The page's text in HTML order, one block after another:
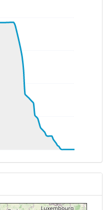
-0.72° / VS 0FPM /
172kts / GS 157kts
/ KIAS 172kts / GS
/ WIND 260/17kt
/ KIAS 167kts / GS
970ft / PITCH -15.25° /
287/16kt
215kt
/ KIAS 249kts / GS
/ WIND 309/59kt
/ KIAS 250kts / GS
/ PITCH -3.6° /
226/44kt
/ KIAS 250kts / GS